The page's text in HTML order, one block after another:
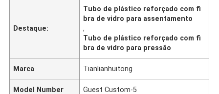
Destaque:
Tubo de plástico reforçado com fi
bra de vidro para assentamento
,
Tubo de plástico reforçado com fi
bra de vidro para pressão
Marca Tianlianhuitong
Model Number Guest Custom-5